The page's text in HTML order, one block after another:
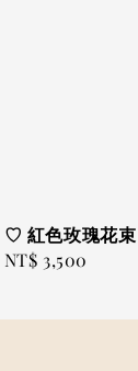
♡ 紅色玫瑰花
Regular
NT$ 3,500